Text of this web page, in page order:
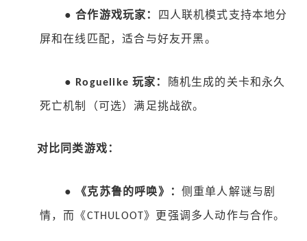
● 合作游戏玩家： 四人联机模式支持本地分
屏和在线匹配，适合与好友开黑。
● Roguelike玩家： 随机生成的关卡和永久
死亡机制（可选）满足挑战欲。
对比同类游戏：
● 《克苏鲁的呼唤》： 侧重单人解谜与剧
情，而《CTHULOOT 》更强调多人动作与合作。